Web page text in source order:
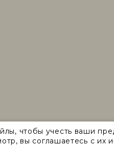
защищены
чтобы учесть ваши
вы соглашаетесь с их